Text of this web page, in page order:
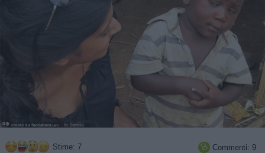
Stime: 7  Commenti: 9